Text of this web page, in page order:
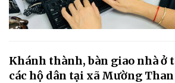
Khánh thành, bàn giao nhà ở
các hộ dân tại xã Mường